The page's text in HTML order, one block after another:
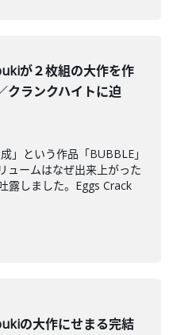
が２枚組の大作を作
クランクハイトに迫
」という作品「BUBBLE」
ュームはなぜ出来上がった
露しました。Eggs Crack
の大作にせまる完結